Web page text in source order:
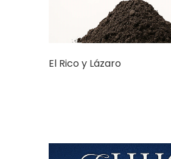
El Rico y Lázaro